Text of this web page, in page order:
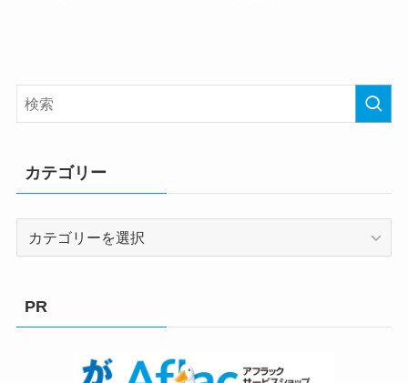
カテゴリー
PR